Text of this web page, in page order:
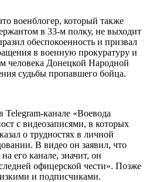
военблогер, который также
в 33-м полку, не выходит
обеспокоенность и призвал
в военную прокуратуру и
человека Донецкой Народной
судьбы пропавшего бойца.
Telegram-канале «Воевода
с видеозаписями, в которых
о трудностях в личной
В видео он заявил, что
его канале, значит, он
офицерской чести». Позже
и подписчиками.